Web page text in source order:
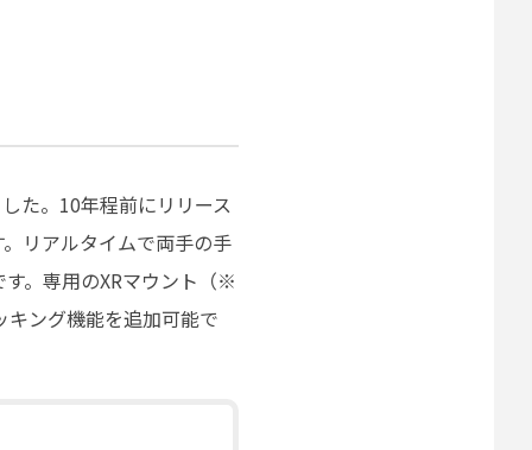
た。10年程前にリリース
リアルタイムで両手の手
。専用のXRマウント（※
キング機能を追加可能で